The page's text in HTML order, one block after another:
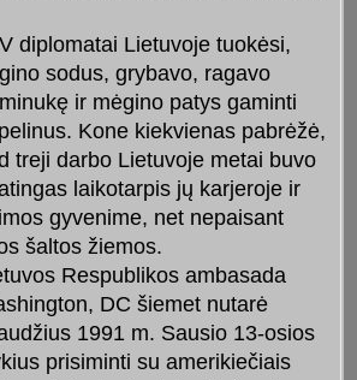
diplomatai Lietuvoje tuokėsi,
sodus, grybavo, ragavo
ir mėgino patys gaminti
Kone kiekvienas pabrėžė,
treji darbo Lietuvoje metai buvo
laikotarpis jų karjeroje ir
gyvenime, net nepaisant
šaltos žiemos.
Respublikos ambasada
DC šiemet nutarė
1991 m. Sausio 13-osios
prisiminti su amerikiečiais